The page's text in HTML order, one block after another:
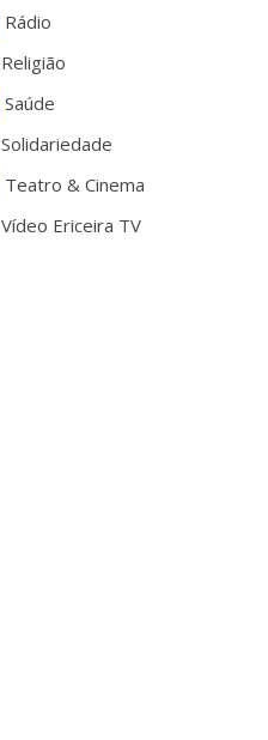
Rádio
Religião
Saúde
Solidariedade
Teatro & Cinema
Vídeo Ericeira TV